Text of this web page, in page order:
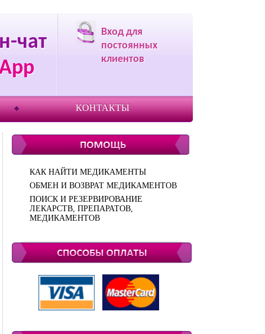
чат
Вход для
постоянных
клиентов
КОНТАКТЫ
КАК НАЙТИ МЕДИКАМЕНТЫ
ОБМЕН И ВОЗВРАТ МЕДИКАМЕНТОВ
ПОИСК И РЕЗЕРВИРОВАНИЕ
ЛЕКАРСТВ, ПРЕПАРАТОВ,
МЕДИКАМЕНТОВ